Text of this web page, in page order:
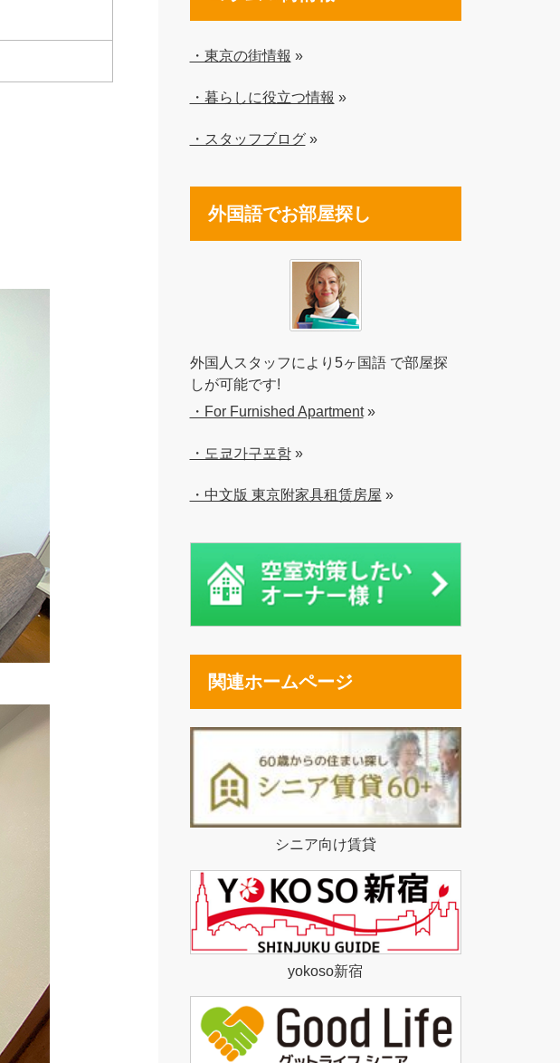
・東京の街情報 »
・暮らしに役立つ情報 »
・スタッフブログ»
外国語でお部屋探し
外国人スタッフにより5ヶ国語 で部屋探
しが可能です!
・For Furnished Apartment»
・도쿄가구포함»
・中文版 東京附家具租赁房屋 »
関連ホームページ
シニア向け賃貸
yokoso新宿